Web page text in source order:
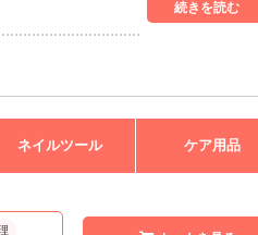
ネイルツール ケア用品